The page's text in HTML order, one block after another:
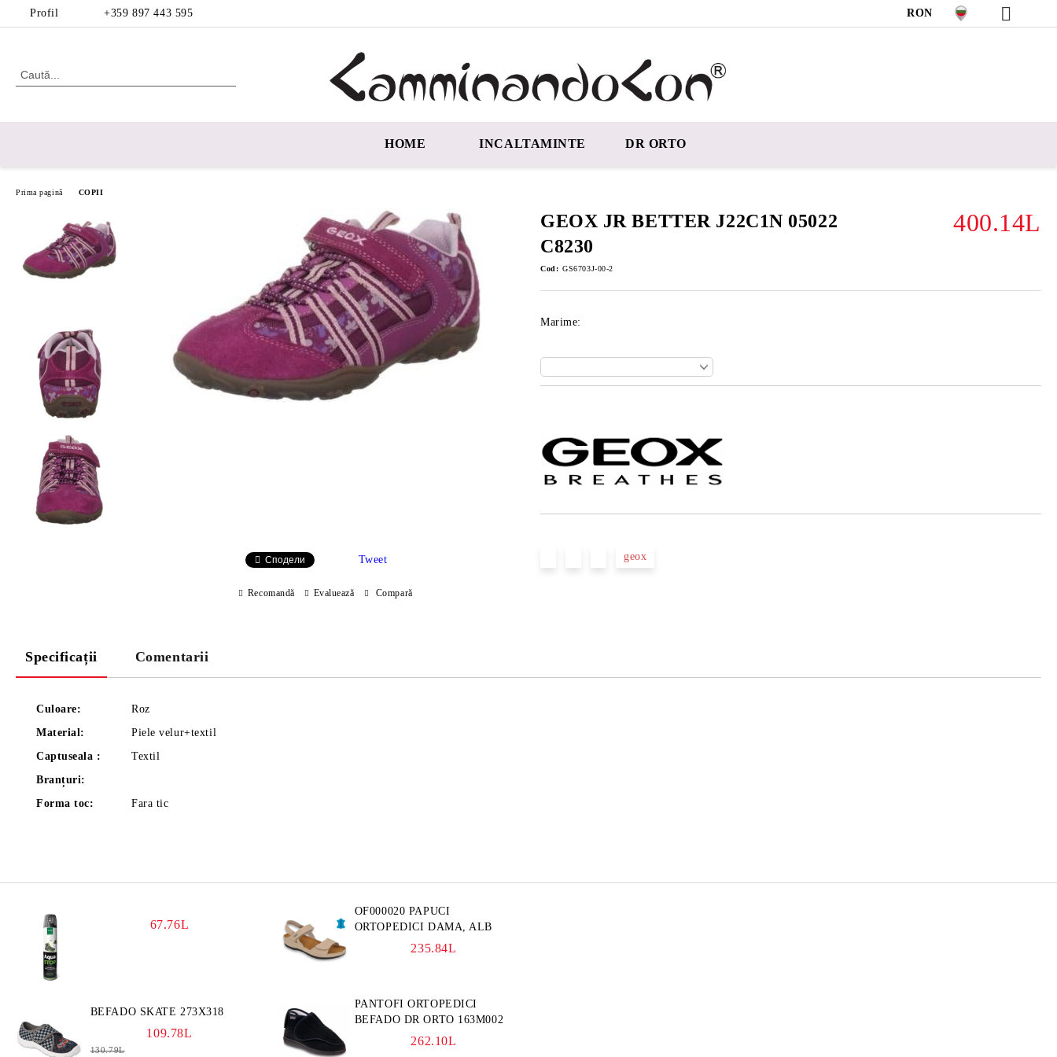
Profil +359 897 443 595 RON
HOME INCALTAMINTE DR ORTO
Prima pagină COPII
GEOX JR BETTER J22C1N 05022
C8230
400.14L
Cod: GS6703J-00-2
Marime:
geox
Сподели Tweet
Recomandă Evaluează Compară
Specificații Comentarii
Culoare:
Roz
Material:
Piele velur+textil
Captuseala :
Textil
Branțuri:
Forma toc:
Fara tic
67.76L
BEFADO SKATE 273X318
109.78L
130.79L
OF000020 PAPUCI
ORTOPEDICI DAMA, ALB
235.84L
PANTOFI ORTOPEDICI
BEFADO DR ORTO 163M002
262.10L